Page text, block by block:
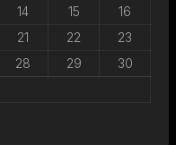
14 15
16
21 22
23
28 29
30